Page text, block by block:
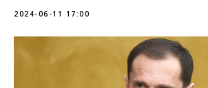
2024-06-11 17:00